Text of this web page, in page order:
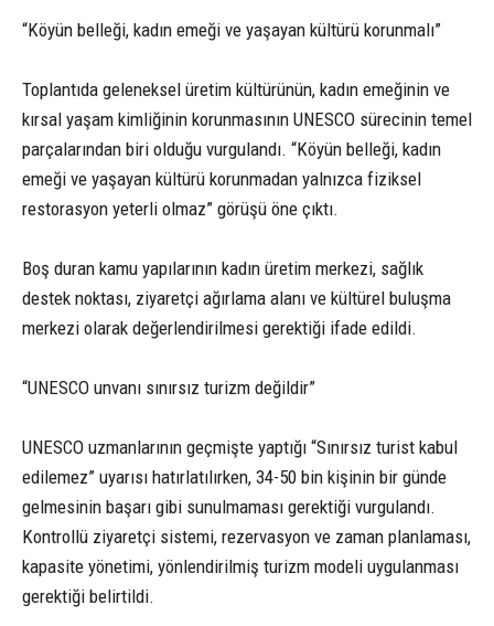
“Köyün belleği, kadın emeği ve yaşayan kültürü korunmalı”
Toplantıda geleneksel üretim kültürünün, kadın emeğinin ve
kırsal yaşam kimliğinin korunmasının UNESCO sürecinin temel
parçalarından biri olduğu vurgulandı. “Köyün belleği, kadın
emeği ve yaşayan kültürü korunmadan yalnızca fiziksel
restorasyon yeterli olmaz” görüşü öne çıktı.
Boş duran kamu yapılarının kadın üretim merkezi, sağlık
destek noktası, ziyaretçi ağırlama alanı ve kültürel buluşma
merkezi olarak değerlendirilmesi gerektiği ifade edildi.
“UNESCO unvanı sınırsız turizm değildir”
UNESCO uzmanlarının geçmişte yaptığı “Sınırsız turist kabul
edilemez” uyarısı hatırlatılırken, 34-50 bin kişinin bir günde
gelmesinin başarı gibi sunulmaması gerektiği vurgulandı.
Kontrollü ziyaretçi sistemi, rezervasyon ve zaman planlaması,
kapasite yönetimi, yönlendirilmiş turizm modeli uygulanması
gerektiği belirtildi.